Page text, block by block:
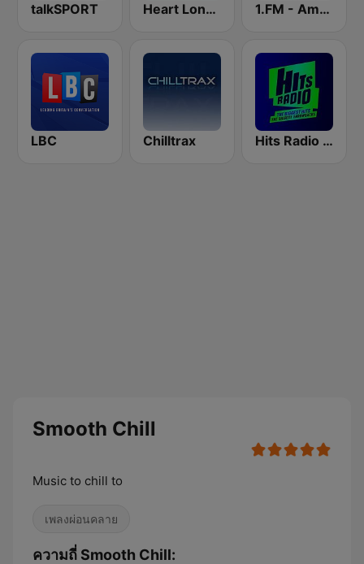
talkSPORT Heart London 1.FM - Amsterdam Trance
LBC Chilltrax Hits Radio Manchester
Smooth Chill
Music to chill to
เพลงผ่อนคลาย
ความถี่ Smooth Chill: